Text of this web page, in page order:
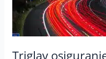
Triglav
uz
kasko
poklanja